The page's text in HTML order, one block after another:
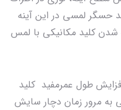
حسگر لمسی در این آینه
کلید مکانیکی با لمس
طول عمرمفید کلید
به مرور زمان دچار سایش